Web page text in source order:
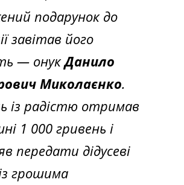
подарунок до
завітав його
— онукДанило
Миколаєнко.
із радістю отримав
1 000 гривень і
передати дідусеві
грошима